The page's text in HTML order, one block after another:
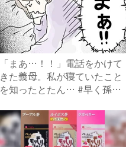
「まあ…！！」電話をかけて
きた義母。私が寝ていたこと
を知ったとたん… #早く孫